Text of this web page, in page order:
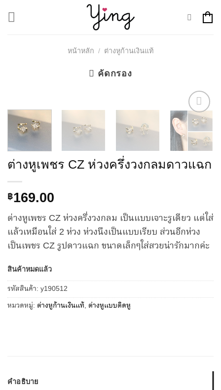
หน้าหลัก / ต่างหูก้านเงินแท้
คัดกรอง
Add to
Wishlist
ต่างหูเพชร CZ ห่วงครึ่งวงกลมดาวแฉก
฿169.00
ต่างหูเพชร CZ ห่วงครึ่งวงกลม เป็นแบบเจาะรูเดียว แต่ใส่
แล้วเหมือนใส่ 2 ห่วง ห่วงนึงเป็นแบบเรียบ ส่วนอีกห่วง
เป็นเพชร CZ รูปดาวแฉก ขนาดเล็กๆใส่สวยน่ารักมากค่ะ
สินค้าหมดแล้ว
รหัสสินค้า: y190512
หมวดหมู่: ต่างหูก้านเงินแท้, ต่างหูแบบติดหู
คำอธิบาย